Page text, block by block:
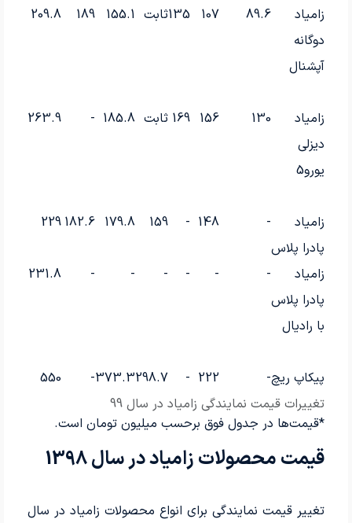
تغییرات قیمت نمایندگی زامیاد در سال 99
زامیاد
دوگانه
آپشنال
89.6
107
135ثابت 155.1
189
209.8
زامیاد
دیزلی
یورو5
130
156
169 ثابت 185.8
-
263.9
زامیاد
پادرا پلاس
-
148
-
159
179.8
182.6
229
زامیاد
پادرا پلاس
با رادیال
-
-
-
-
-
-
231.8
پیکاپ ریچ-
222
-
298.7
373.3
-
550
*قیمت‌ها در جدول فوق برحسب میلیون تومان است.
قیمت محصولات زامیاد در سال 1398
تغییر قیمت نمایندگی برای انواع محصولات زامیاد در سال